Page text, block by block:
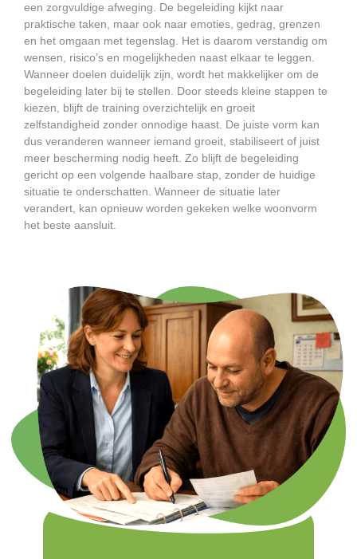
een zorgvuldige afweging. De begeleiding kijkt naar
praktische taken, maar ook naar emoties, gedrag, grenzen
en het omgaan met tegenslag. Het is daarom verstandig om
wensen, risico’s en mogelijkheden naast elkaar te leggen.
Wanneer doelen duidelijk zijn, wordt het makkelijker om de
begeleiding later bij te stellen. Door steeds kleine stappen te
kiezen, blijft de training overzichtelijk en groeit
zelfstandigheid zonder onnodige haast. De juiste vorm kan
dus veranderen wanneer iemand groeit, stabiliseert of juist
meer bescherming nodig heeft. Zo blijft de begeleiding
gericht op een volgende haalbare stap, zonder de huidige
situatie te onderschatten. Wanneer de situatie later
verandert, kan opnieuw worden gekeken welke woonvorm
het beste aansluit.